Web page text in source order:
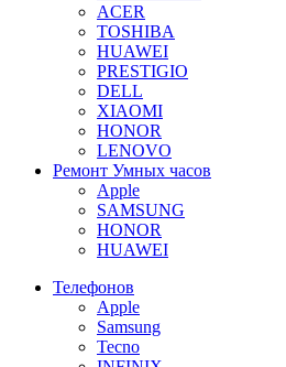
ACER
TOSHIBA
HUAWEI
PRESTIGIO
DELL
XIAOMI
HONOR
LENOVO
Ремонт Умных часов
Apple
SAMSUNG
HONOR
HUAWEI
Телефонов
Apple
Samsung
Tecno